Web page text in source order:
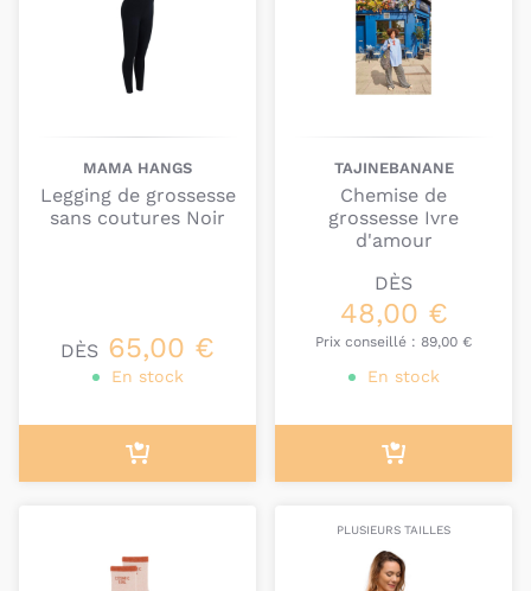
MAMA HANGS
Legging de grossesse
sans coutures Noir
DÈS 65,00 €
En stock
TAJINEBANANE
Chemise de
grossesse Ivre
d'amour
DÈS
48,00 €
Prix conseillé : 89,00 €
En stock
PLUSIEURS TAILLES